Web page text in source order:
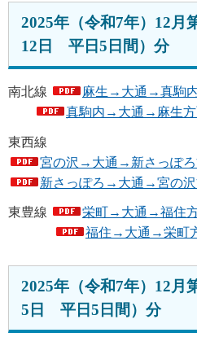
2025年（令和7年）12月
12日 平日5日間）分
南北線
麻生→大通→真駒内
真駒内→大通→麻生方
東西線
宮の沢→大通→新さっぽろ
新さっぽろ→大通→宮の沢
東豊線
栄町→大通→福住方
福住→大通→栄町方
2025年（令和7年）12月
5日 平日5日間）分